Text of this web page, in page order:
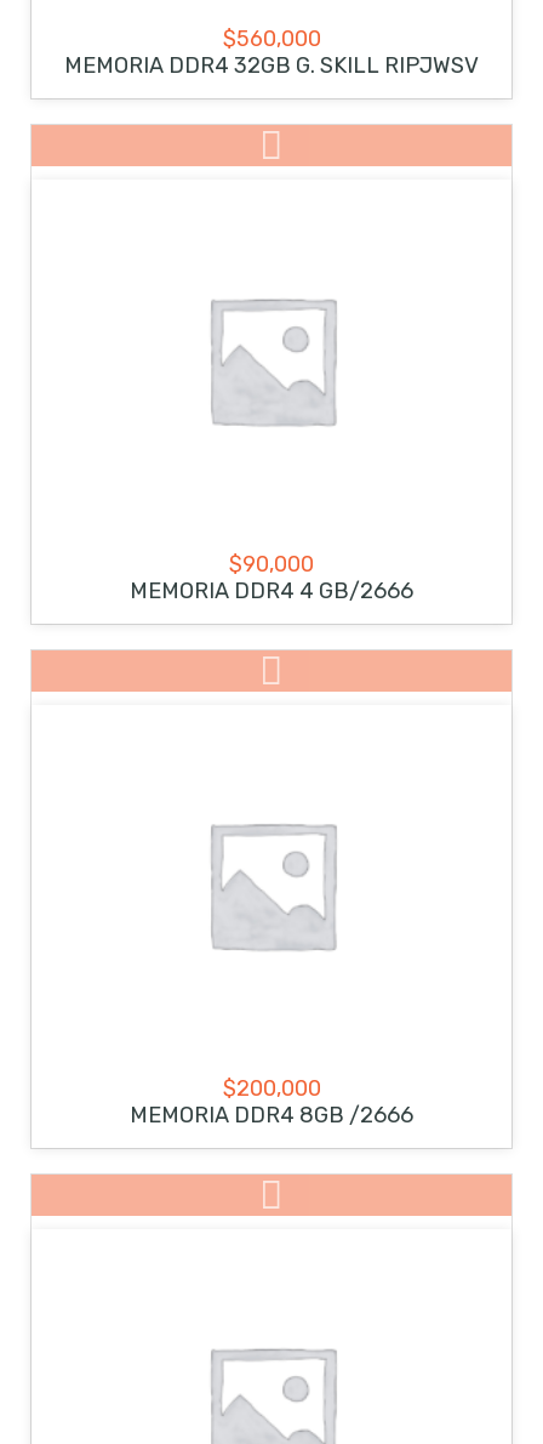
$560,000
MEMORIA DDR4 32GB G. SKILL RIPJWSV
$90,000
MEMORIA DDR4 4 GB/2666
$200,000
MEMORIA DDR4 8GB /2666